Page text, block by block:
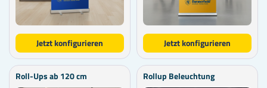
Jetzt konfigurieren Jetzt konfigurieren
Roll-Ups ab 120 cm Rollup Beleuchtung